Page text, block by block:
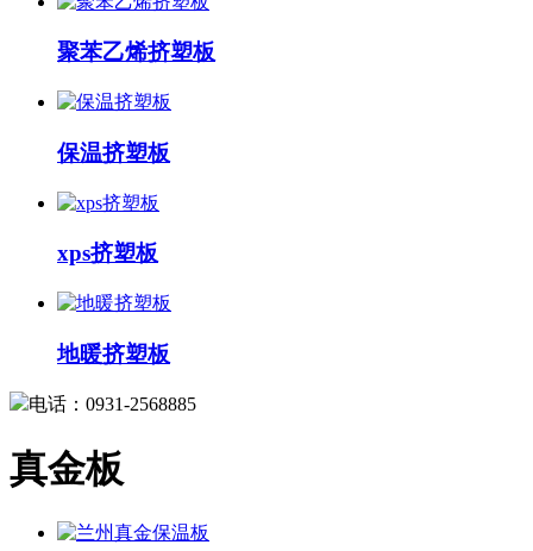
聚苯乙烯挤塑板
保温挤塑板
xps挤塑板
地暖挤塑板
电话：0931-2568885
真金板